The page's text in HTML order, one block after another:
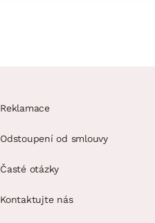
Reklamace
Odstoupení od smlouvy
Časté otázky
Kontaktujte nás